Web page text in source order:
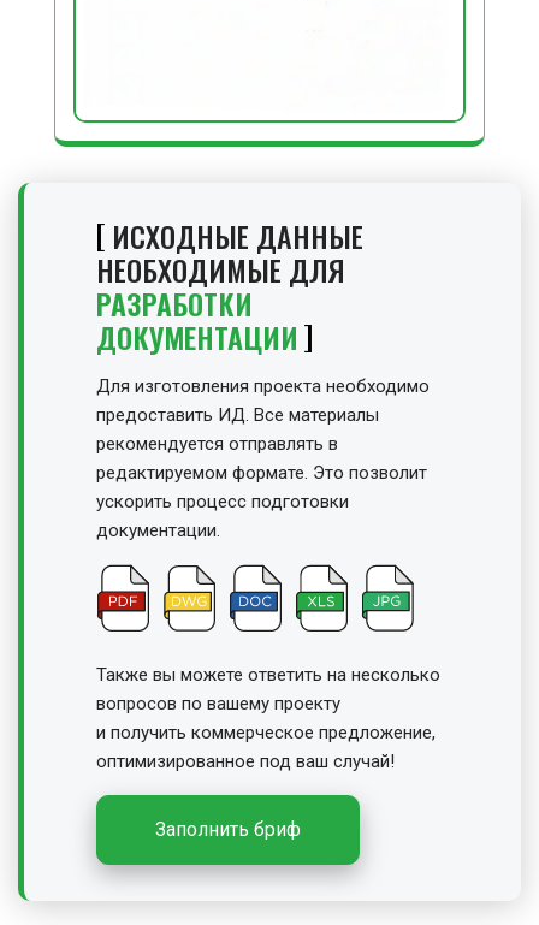
ИСХОДНЫЕ ДАННЫЕ
НЕОБХОДИМЫЕ ДЛЯ
РАЗРАБОТКИ
ДОКУМЕНТАЦИИ
Для изготовления проекта необходимо
предоставить ИД. Все материалы
рекомендуется отправлять в
редактируемом формате. Это позволит
ускорить процесс подготовки
документации.
Также вы можете ответить на несколько
вопросов по вашему проекту
и получить коммерческое предложение,
оптимизированное под ваш случай!
Заполнить бриф